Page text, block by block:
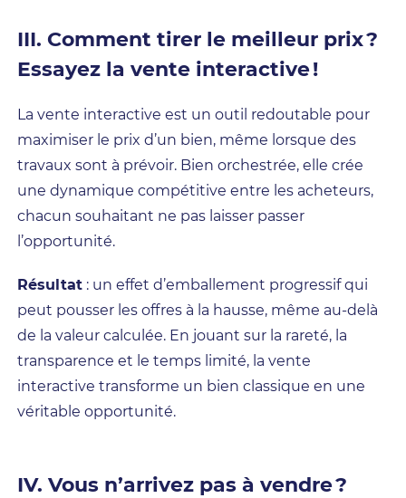
III. Comment tirer le meilleur prix ?
Essayez la vente interactive !
La vente interactive est un outil redoutable pour
maximiser le prix d’un bien, même lorsque des
travaux sont à prévoir. Bien orchestrée, elle crée
une dynamique compétitive entre les acheteurs,
chacun souhaitant ne pas laisser passer
l’opportunité.
Résultat : un effet d’emballement progressif qui
peut pousser les offres à la hausse, même au-delà
de la valeur calculée. En jouant sur la rareté, la
transparence et le temps limité, la vente
interactive transforme un bien classique en une
véritable opportunité.
IV. Vous n’arrivez pas à vendre ?